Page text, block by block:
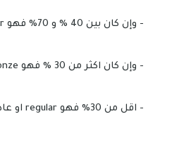
- وإن كان بين 40 % و 70% فهو silver
- وإن كان اكثر من 30 % فهو bronze
- اقل من 30% فهو regular او عادى